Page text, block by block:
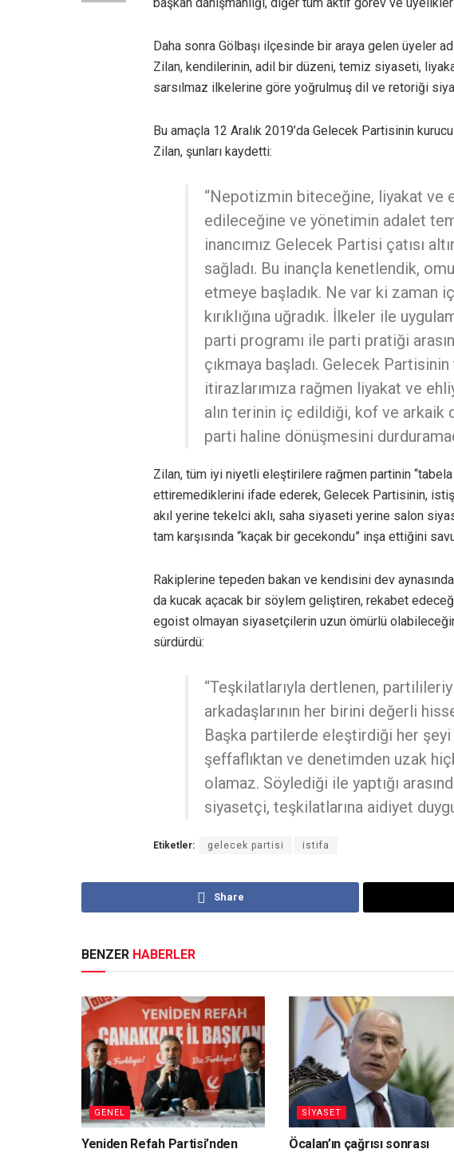
Daha sonra Gölbaşı ilçesinde bir araya gelen üyeler
Zilan, kendilerinin, adil bir düzeni, temiz siyaseti,
sarsılmaz ilkelerine göre yoğrulmuş dil ve retoriği
Bu amaçla 12 Aralık 2019’da Gelecek Partisinin
Zilan, şunları kaydetti:
“Nepotizmin biteceğine, liyakat ve
edileceğine ve yönetimin adalet
inancımız Gelecek Partisi çatısı
sağladı. Bu inançla kenetlendik,
etmeye başladık. Ne var ki zaman
kırıklığına uğradık. İlkeler ile
parti programı ile parti pratiği
çıkmaya başladı. Gelecek
itirazlarımıza rağmen liyakat ve
alın terinin iç edildiği, kof ve arkaik
parti haline dönüşmesini
Zilan, tüm iyi niyetli eleştirilere rağmen partinin
ettiremediklerini ifade ederek, Gelecek Partisinin,
akıl yerine tekelci aklı, saha siyaseti yerine salon
tam karşısında “kaçak bir gecekondu” inşa ettiğini
Rakiplerine tepeden bakan ve kendisini dev
da kucak açacak bir söylem geliştiren, rekabet
egoist olmayan siyasetçilerin uzun ömürlü
sürdürdü:
“Teşkilatlarıyla dertlenen,
arkadaşlarının her birini değerli
Başka partilerde eleştirdiği her
şeffaflıktan ve denetimden uzak
olamaz. Söylediği ile yaptığı
siyasetçi, teşkilatlarına aidiyet
Etiketler: gelecek partisi istifa
Share
BENZER HABERLER
GENEL
Yeniden Refah Partisi’nden
SİYASET
Öcalan’ın çağrısı sonrası